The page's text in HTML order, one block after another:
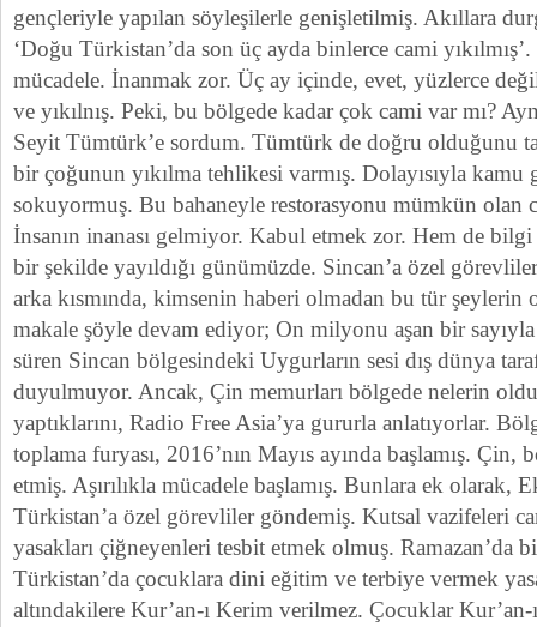
gençleriyle yapılan söyleşilerle genişletilmiş. Akıllara
‘Doğu Türkistan’da son üç ayda binlerce cami
mücadele. İnanmak zor. Üç ay içinde, evet, yüzlerce
ve yıkılnış. Peki, bu bölgede kadar çok cami var mı?
Seyit Tümtürk’e sordum. Tümtürk de doğru olduğunu
bir çoğunun yıkılma tehlikesi varmış. Dolayısıyla
sokuyormuş. Bu bahaneyle restorasyonu mümkün olan
İnsanın inanası gelmiyor. Kabul etmek zor. Hem de
bir şekilde yayıldığı günümüzde. Sincan’a özel
arka kısmında, kimsenin haberi olmadan bu tür şeylerin
makale şöyle devam ediyor; On milyonu aşan bir
süren Sincan bölgesindeki Uygurların sesi dış dünya
duyulmuyor. Ancak, Çin memurları bölgede nelerin
yaptıklarını, Radio Free Asia’ya gururla anlatıyorlar.
toplama furyası, 2016’nın Mayıs ayında başlamış. Çin,
etmiş. Aşırılıkla mücadele başlamış. Bunlara ek olarak,
Türkistan’a özel görevliler göndemiş. Kutsal vazifeleri
yasakları çiğneyenleri tesbit etmek olmuş. Ramazan’da
Türkistan’da çocuklara dini eğitim ve terbiye vermek
altındakilere Kur’an-ı Kerim verilmez. Çocuklar Kur’an-